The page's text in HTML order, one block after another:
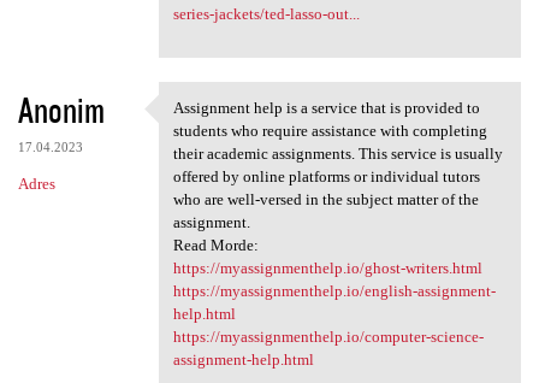
series-jackets/ted-lasso-out...
Anonim
17.04.2023
Adres
Assignment help is a service
Assignment help is a service that is provided to
students who require assistance with completing
their academic assignments. This service is usually
offered by online platforms or individual tutors
who are well-versed in the subject matter of the
assignment.
Read Morde:
https://myassignmenthelp.io/ghost-writers.html
https://myassignmenthelp.io/english-assignment-
help.html
https://myassignmenthelp.io/computer-science-
assignment-help.html